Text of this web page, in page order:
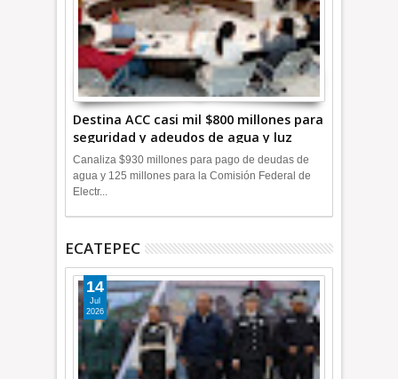
Destina ACC casi mil $800 millones para
seguridad y adeudos de agua y luz
+Video
Canaliza $930 millones para pago de deudas de
agua y 125 millones para la Comisión Federal de
Electr...
ECATEPEC
14
Jul
2026